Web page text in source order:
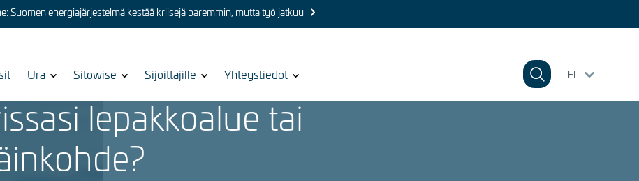
Suomen energiajärjestelmä kestää kriisejä paremmin, mutta työ jatkuu
Show
for
Ura
Show
for
Sitowise
Show
for
Sijoittajille
Show
for
Yhteystiedot FI
lepakkoalue tai